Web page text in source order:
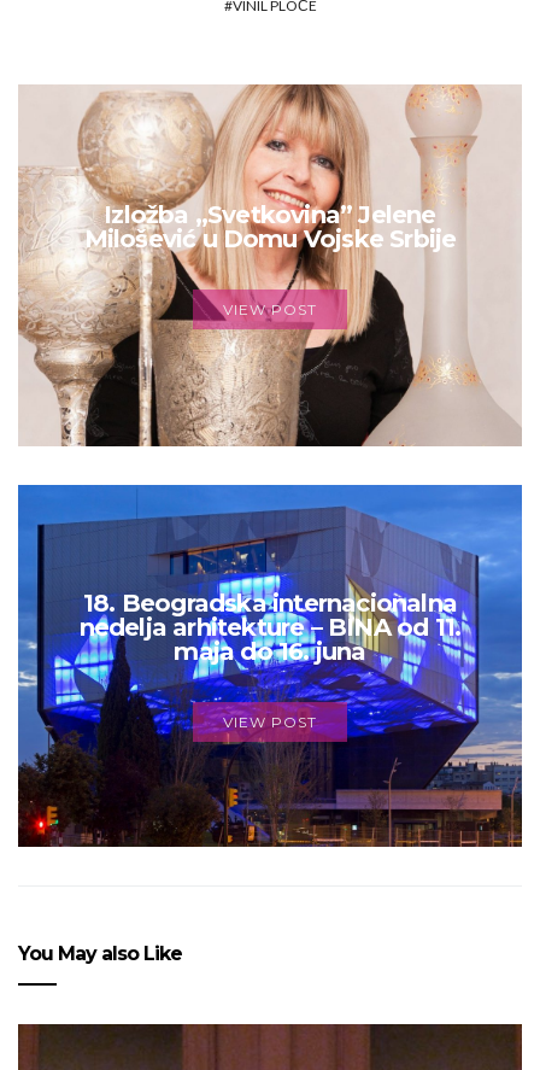
VINIL PLOČE
Izložba „Svetkovina” Jelene
Milošević u Domu Vojske Srbije
VIEW POST
18. Beogradska internacionalna
nedelja arhitekture – BINA od 11.
maja do 16. juna
VIEW POST
You May also Like